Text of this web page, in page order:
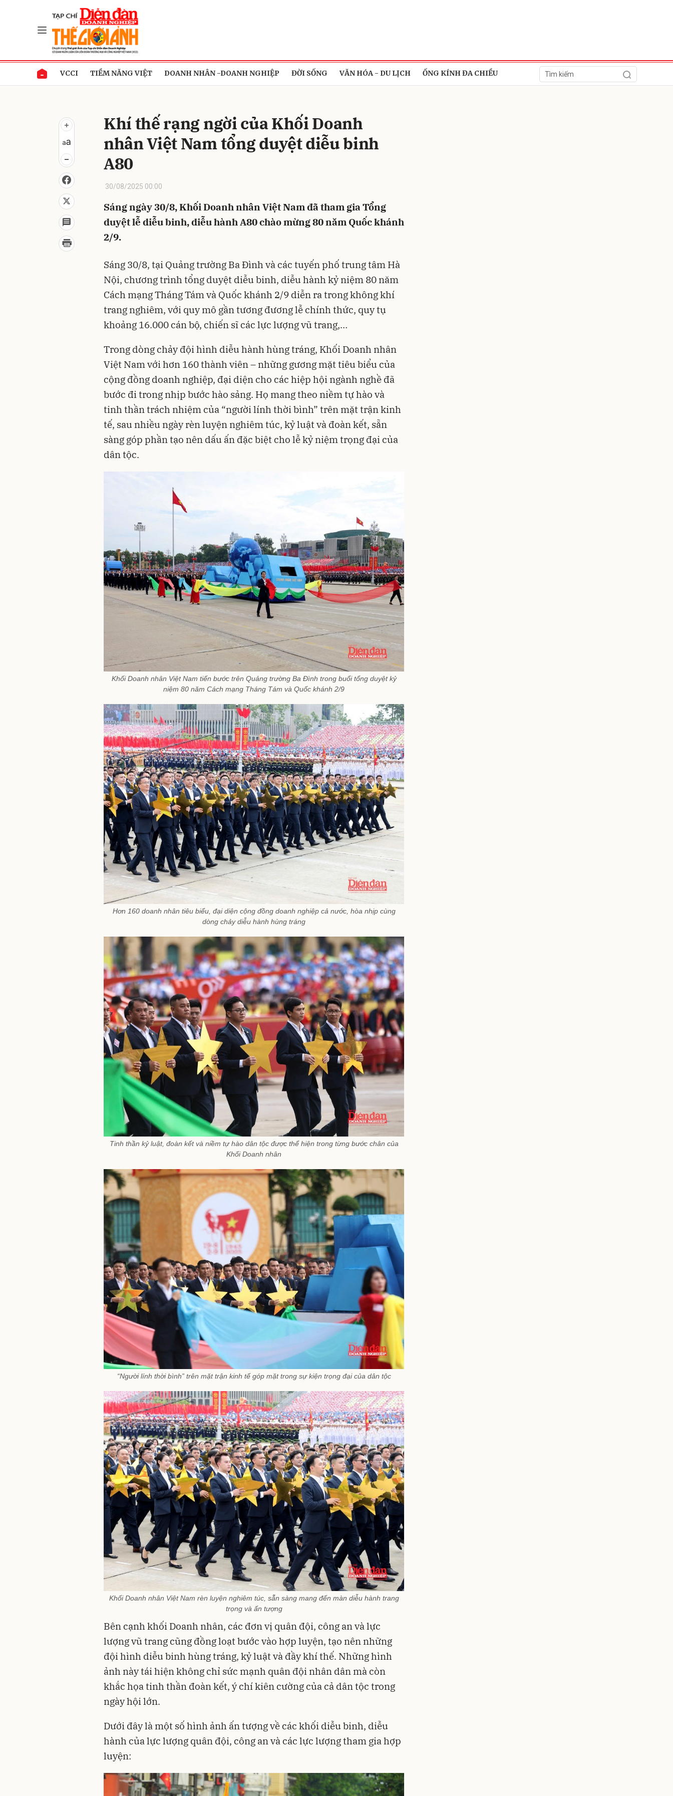
VCCI TIỀM NĂNG VIỆT DOANH NHÂN -DOANH NGHIỆP ĐỜI SỐNG VĂN HÓA - DU LỊCH ỐNG KÍNH ĐA CHIỀU
Khí thế rạng ngời của Khối Doanh
nhân Việt Nam tổng duyệt diễu binh
A80
30/08/2025 00:00
Sáng ngày 30/8, Khối Doanh nhân Việt Nam đã tham gia Tổng
duyệt lễ diễu binh, diễu hành A80 chào mừng 80 năm Quốc khánh
2/9.
Sáng 30/8, tại Quảng trường Ba Đình và các tuyến phố trung tâm Hà
Nội, chương trình tổng duyệt diễu binh, diễu hành kỷ niệm 80 năm
Cách mạng Tháng Tám và Quốc khánh 2/9 diễn ra trong không khí
trang nghiêm, với quy mô gần tương đương lễ chính thức, quy tụ
khoảng 16.000 cán bộ, chiến sĩ các lực lượng vũ trang,…
Trong dòng chảy đội hình diễu hành hùng tráng, Khối Doanh nhân
Việt Nam với hơn 160 thành viên – những gương mặt tiêu biểu của
cộng đồng doanh nghiệp, đại diện cho các hiệp hội ngành nghề đã
bước đi trong nhịp bước hào sảng. Họ mang theo niềm tự hào và
tinh thần trách nhiệm của “người lính thời bình” trên mặt trận kinh
tế, sau nhiều ngày rèn luyện nghiêm túc, kỷ luật và đoàn kết, sẵn
sàng góp phần tạo nên dấu ấn đặc biệt cho lễ kỷ niệm trọng đại của
dân tộc.
Khối Doanh nhân Việt Nam tiến bước trên Quảng trường Ba Đình trong buổi tổng duyệt kỷ
niệm 80 năm Cách mạng Tháng Tám và Quốc khánh 2/9
Hơn 160 doanh nhân tiêu biểu, đại diện cộng đồng doanh nghiệp cả nước, hòa nhịp cùng
dòng chảy diễu hành hùng tráng
Tinh thần kỷ luật, đoàn kết và niềm tự hào dân tộc được thể hiện trong từng bước chân của
Khối Doanh nhân
“Người lính thời bình” trên mặt trận kinh tế góp mặt trong sự kiện trọng đại của dân tộc
Khối Doanh nhân Việt Nam rèn luyện nghiêm túc, sẵn sàng mang đến màn diễu hành trang
trọng và ấn tượng
Bên cạnh khối Doanh nhân, các đơn vị quân đội, công an và lực
lượng vũ trang cũng đồng loạt bước vào hợp luyện, tạo nên những
đội hình diễu binh hùng tráng, kỷ luật và đầy khí thế. Những hình
ảnh này tái hiện không chỉ sức mạnh quân đội nhân dân mà còn
khắc họa tinh thần đoàn kết, ý chí kiên cường của cả dân tộc trong
ngày hội lớn.
Dưới đây là một số hình ảnh ấn tượng về các khối diễu binh, diễu
hành của lực lượng quân đội, công an và các lực lượng tham gia hợp
luyện: